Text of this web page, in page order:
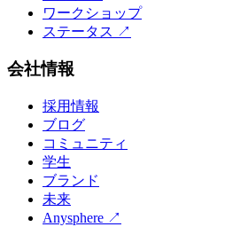
ワークショップ
ステータス ↗
会社情報
採用情報
ブログ
コミュニティ
学生
ブランド
未来
Anysphere ↗